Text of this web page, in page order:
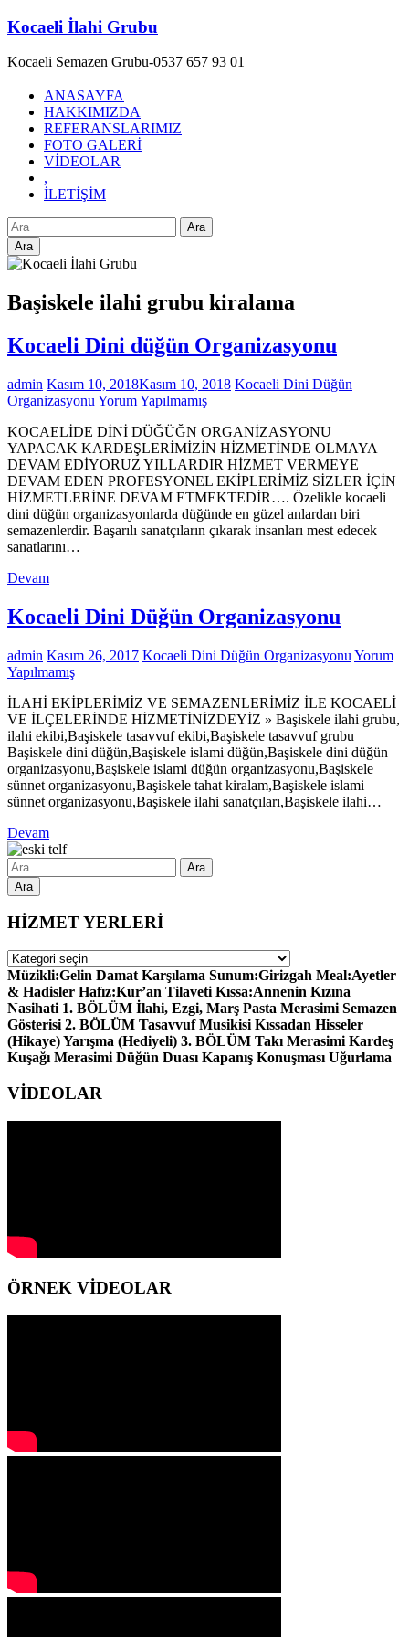
Skip
content
Kocaeli İlahi Grubu
Kocaeli Semazen Grubu-0537 657 93 01
ANASAYFA
HAKKIMIZDA
REFERANSLARIMIZ
FOTO GALERİ
VİDEOLAR
,
İLETİŞİM
Ara
Başiskele ilahi grubu kiralama
Kocaeli Dini düğün Organizasyonu
admin Kasım 10, 2018Kasım 10, 2018 Kocaeli Dini Düğün
Organizasyonu Yorum Yapılmamış
KOCAELİDE DİNİ DÜĞÜĞN ORGANİZASYONU
YAPACAK KARDEŞLERİMİZİN HİZMETİNDE OLMAYA
DEVAM EDİYORUZ YILLARDIR HİZMET VERMEYE
DEVAM EDEN PROFESYONEL EKİPLERİMİZ SİZLER İÇİN
HİZMETLERİNE DEVAM ETMEKTEDİR…. Özelikle kocaeli
dini düğün organizasyonlarda düğünde en güzel anlardan biri
semazenlerdir. Başarılı sanatçıların çıkarak insanları mest edecek
sanatlarını…
Devam
Kocaeli Dini Düğün Organizasyonu
admin Kasım 26, 2017 Kocaeli Dini Düğün Organizasyonu Yorum
Yapılmamış
İLAHİ EKİPLERİMİZ VE SEMAZENLERİMİZ İLE KOCAELİ
VE İLÇELERİNDE HİZMETİNİZDEYİZ » Başiskele ilahi grubu,
ilahi ekibi,Başiskele tasavvuf ekibi,Başiskele tasavvuf grubu
Başiskele dini düğün,Başiskele islami düğün,Başiskele dini düğün
organizasyonu,Başiskele islami düğün organizasyonu,Başiskele
sünnet organizasyonu,Başiskele tahat kiralam,Başiskele islami
sünnet organizasyonu,Başiskele ilahi sanatçıları,Başiskele ilahi…
Devam
Ara
HİZMET YERLERİ
HİZMET
YERLERİ
Müzikli:Gelin Damat Karşılama Sunum:Girizgah Meal:Ayetler
& Hadisler Hafız:Kur’an Tilaveti Kıssa:Annenin Kızına
Nasihati 1. BÖLÜM İlahi, Ezgi, Marş Pasta Merasimi Semazen
Gösterisi 2. BÖLÜM Tasavvuf Musikisi Kıssadan Hisseler
(Hikaye) Yarışma (Hediyeli) 3. BÖLÜM Takı Merasimi Kardeş
Kuşağı Merasimi Düğün Duası Kapanış Konuşması Uğurlama
VİDEOLAR
ÖRNEK VİDEOLAR